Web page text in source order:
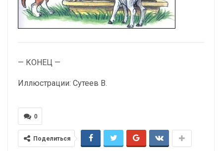
— КОНЕЦ —
Иллюстрации: Сутеев В.
0
Поделиться